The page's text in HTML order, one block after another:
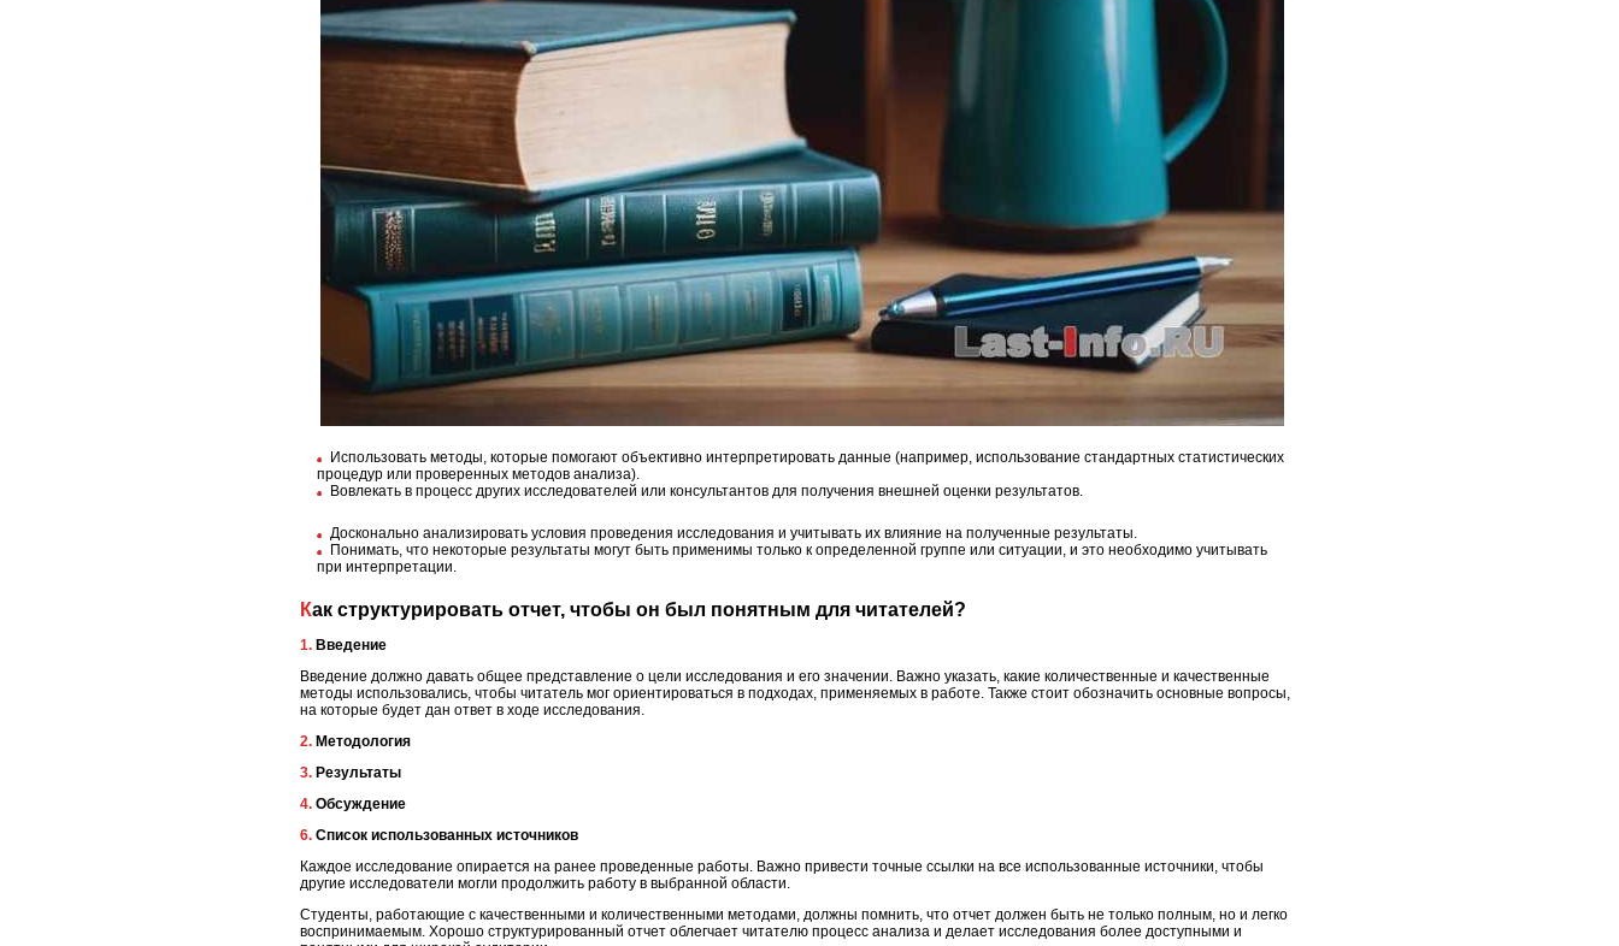
Использовать методы, которые помогают объективно интерпретировать данные (например, использование стандартных статистических
процедур или проверенных методов анализа).
Вовлекать в процесс других исследователей или консультантов для получения внешней оценки результатов.
Досконально анализировать условия проведения исследования и учитывать их влияние на полученные результаты.
Понимать, что некоторые результаты могут быть применимы только к определенной группе или ситуации, и это необходимо учитывать
при интерпретации.
Как структурировать отчет, чтобы он был понятным для читателей?
1. Введение
Введение должно давать общее представление о цели исследования и его значении. Важно указать, какие количественные и качественные
методы использовались, чтобы читатель мог ориентироваться в подходах, применяемых в работе. Также стоит обозначить основные вопросы,
на которые будет дан ответ в ходе исследования.
2. Методология
3. Результаты
4. Обсуждение
6. Список использованных источников
Каждое исследование опирается на ранее проведенные работы. Важно привести точные ссылки на все использованные источники, чтобы
другие исследователи могли продолжить работу в выбранной области.
Студенты, работающие с качественными и количественными методами, должны помнить, что отчет должен быть не только полным, но и легко
воспринимаемым. Хорошо структурированный отчет облегчает читателю процесс анализа и делает исследования более доступными и